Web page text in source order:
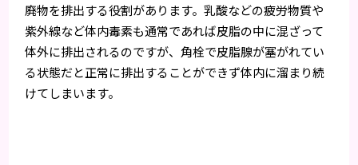
廃物を排出する役割があります。乳酸などの疲労物質や
紫外線など体内毒素も通常であれば皮脂の中に混ざって
体外に排出されるのですが、角栓で皮脂腺が塞がれてい
る状態だと正常に排出することができず体内に溜まり続
けてしまいます。